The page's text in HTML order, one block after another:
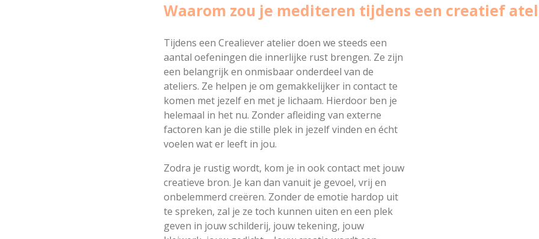
Waarom zou je mediteren tijdens een creatief
Tijdens een Crealiever atelier doen we steeds een
aantal oefeningen die innerlijke rust brengen. Ze zijn
een belangrijk en onmisbaar onderdeel van de
ateliers. Ze helpen je om gemakkelijker in contact te
komen met jezelf en met je lichaam. Hierdoor ben je
helemaal in het nu. Zonder afleiding van externe
factoren kan je die stille plek in jezelf vinden en écht
voelen wat er leeft in jou.
Zodra je rustig wordt, kom je in ook contact met jouw
creatieve bron. Je kan dan vanuit je gevoel, vrij en
onbelemmerd creëren. Zonder de emotie hardop uit
te spreken, zal je ze toch kunnen uiten en een plek
geven in jouw schilderij, jouw tekening, jouw